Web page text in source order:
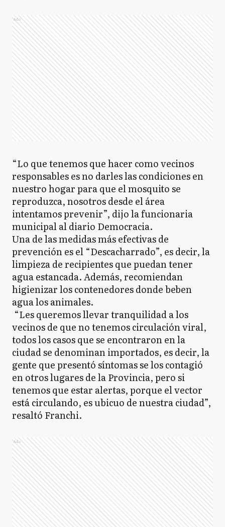
Ads
“Lo que tenemos que hacer como vecinos
responsables es no darles las condiciones en
nuestro hogar para que el mosquito se
reproduzca, nosotros desde el área
intentamos prevenir”, dijo la funcionaria
municipal al diario Democracia.
Una de las medidas más efectivas de
prevención es el “Descacharrado”, es decir, la
limpieza de recipientes que puedan tener
agua estancada. Además, recomiendan
higienizar los contenedores donde beben
agua los animales.
“Les queremos llevar tranquilidad a los
vecinos de que no tenemos circulación viral,
todos los casos que se encontraron en la
ciudad se denominan importados, es decir, la
gente que presentó síntomas se los contagió
en otros lugares de la Provincia, pero si
tenemos que estar alertas, porque el vector
está circulando, es ubicuo de nuestra ciudad”,
resaltó Franchi.
Ads